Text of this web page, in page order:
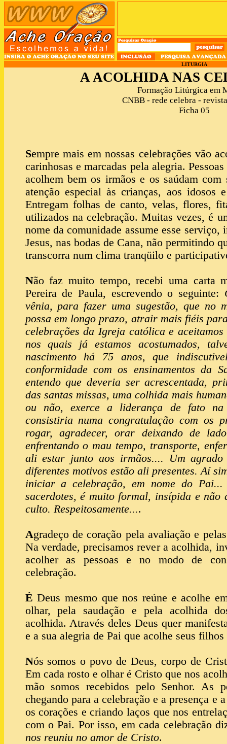
LITURGIA
A ACOLHIDA NAS
Formação Litúrgica em
CNBB - rede celebra -
Ficha 05
Sempre mais em nossas celebrações vão
carinhosas e marcadas pela alegria.
acolhem bem os irmãos e os saúdam
atenção especial às crianças, aos idosos
Entregam folhas de canto, velas, flores,
utilizados na celebração. Muitas vezes, é
nome da comunidade assume esse
Jesus, nas bodas de Cana, não permitindo
transcorra num clima tranqüilo e
Não faz muito tempo, recebi uma carta
Pereira de Paula, escrevendo o seguinte:
vênia, para fazer uma sugestão, que no
possa em longo prazo, atrair mais fiéis
celebrações da Igreja católica e
nos quais já estamos acostumados,
nascimento há 75 anos, que
conformidade com os ensinamentos da
entendo que deveria ser acrescentada,
das santas missas, uma colhida mais
ou não, exerce a liderança de fato na
consistiria numa congratulação com os
rogar, agradecer, orar deixando de
enfrentando o mau tempo, transporte,
ali estar junto aos irmãos.... Um
diferentes motivos estão ali presentes. Aí
iniciar a celebração, em nome do
sacerdotes, é muito formal, insípida e
culto. Respeitosamente....
Agradeço de coração pela avaliação e
Na verdade, precisamos rever a acolhida,
acolher as pessoas e no modo de
celebração.
É Deus mesmo que nos reúne e acolhe
olhar, pela saudação e pela acolhida
acolhida. Através deles Deus quer
e a sua alegria de Pai que acolhe seus
Nós somos o povo de Deus, corpo de
Em cada rosto e olhar é Cristo que nos
mão somos recebidos pelo Senhor. As
chegando para a celebração e a presença e
os corações e criando laços que nos
com o Pai. Por isso, em cada celebração
nos reuniu no amor de Cristo.